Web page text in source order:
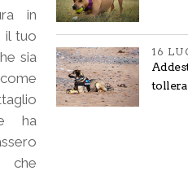
in
il tuo
sia
ha
che
16